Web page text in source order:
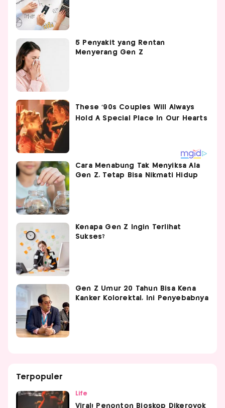
5 Penyakit yang Rentan
Menyerang Gen Z
Cara Menabung Tak Menyiksa Ala
Gen Z, Tetap Bisa Nikmati Hidup
Kenapa Gen Z Ingin Terlihat
Sukses?
Gen Z Umur 20 Tahun Bisa Kena
Kanker Kolorektal, Ini Penyebabnya
Terpopuler
Life
Viral! Penonton Bioskop Dikeroyok